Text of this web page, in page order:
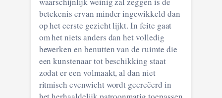
betekenis ervan minder ingewikkeld dan
op het eerste gezicht lijkt. In feite gaat
om het niets anders dan het volledig
bewerken en benutten van de ruimte die
een kunstenaar tot beschikking staat
zodat er een volmaakt, al dan niet
ritmisch evenwicht wordt gecreëerd in